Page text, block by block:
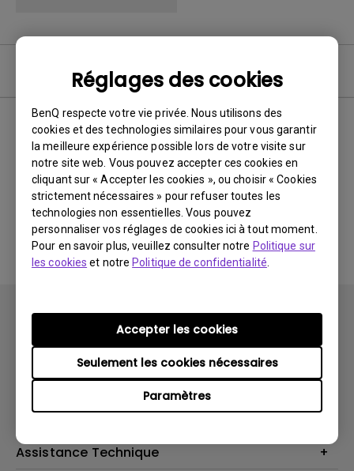
Réglages des cookies
BenQ respecte votre vie privée. Nous utilisons des
cookies et des technologies similaires pour vous garantir
la meilleure expérience possible lors de votre visite sur
notre site web. Vous pouvez accepter ces cookies en
cliquant sur « Accepter les cookies », ou choisir « Cookies
strictement nécessaires » pour refuser toutes les
technologies non essentielles. Vous pouvez
personnaliser vos réglages de cookies ici à tout moment.
Pour en savoir plus, veuillez consulter notre Politique sur
les cookies et notre Politique de confidentialité
Paramètres
Seulement les cookies nécessaires
Accepter les cookies
FAQ vidéo
0 résultats
Dernières
nouveautés
Aucune vidéo associée
Produits
Vidéoprojecteurs
Éclairage
Business Display
Assistance Technique